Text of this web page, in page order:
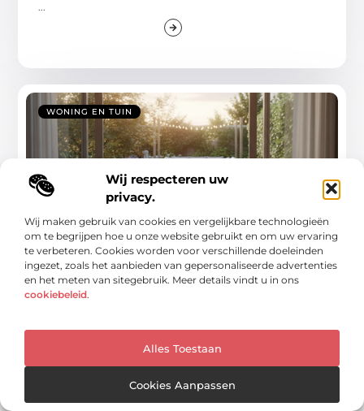
Wij respecteren uw
privacy.
Wij maken gebruik van cookies en vergelijkbare technologieën
om te begrijpen hoe u onze website gebruikt en om uw ervaring
te verbeteren. Cookies worden voor verschillende doeleinden
ingezet, zoals het aanbieden van gepersonaliseerde advertenties
en het meten van sitegebruik. Meer details vindt u in ons
cookiebeleid.
Alles Toestaan
Cookies Aanpassen
...
WONING EN TUIN
Snelle gids voor meer rust in huis en
plezier in de tuin
Creëer uw eigen oase: een handleiding voor een sereen